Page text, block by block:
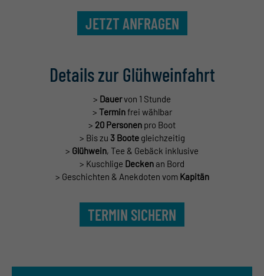
JETZT ANFRAGEN
Details zur Glühweinfahrt
> Dauervon 1 Stunde
> Terminfrei wählbar
> 20 Personen pro Boot
> Bis zu 3 Boote gleichzeitig
> Glühwein, Tee & Gebäck inklusive
> Kuschlige Deckenan Bord
> Geschichten & Anekdoten vom Kapitän
TERMIN SICHERN